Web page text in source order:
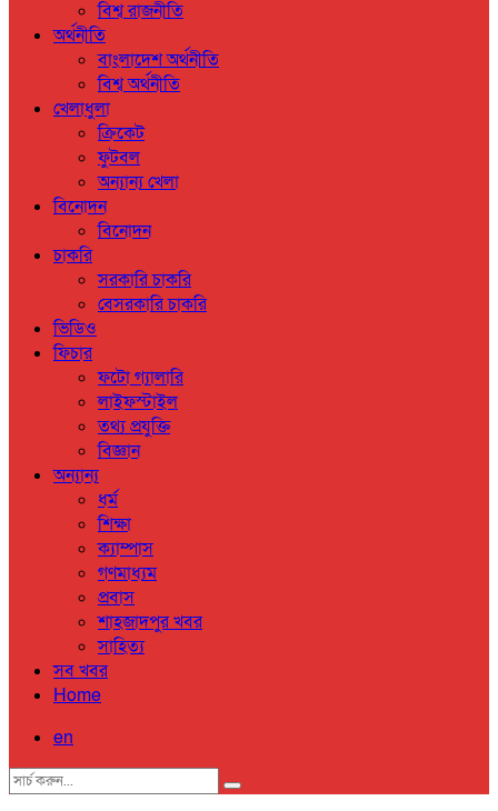
বিশ্ব রাজনীতি
অর্থনীতি
বাংলাদেশ অর্থনীতি
বিশ্ব অর্থনীতি
খেলাধুলা
ক্রিকেট
ফুটবল
অন্যান্য খেলা
বিনোদন
বিনোদন
চাকরি
সরকারি চাকরি
বেসরকারি চাকরি
ভিডিও
ফিচার
ফটো গ্যালারি
লাইফস্টাইল
তথ্য প্রযুক্তি
বিজ্ঞান
অন্যান্য
ধর্ম
শিক্ষা
ক্যাম্পাস
গণমাধ্যম
প্রবাস
শাহজাদপুর খবর
সাহিত্য
সব খবর
Home
en